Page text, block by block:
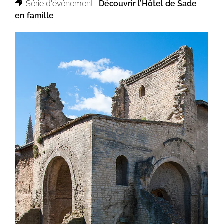
Série d'événement : Découvrir l’Hôtel de Sade
en famille